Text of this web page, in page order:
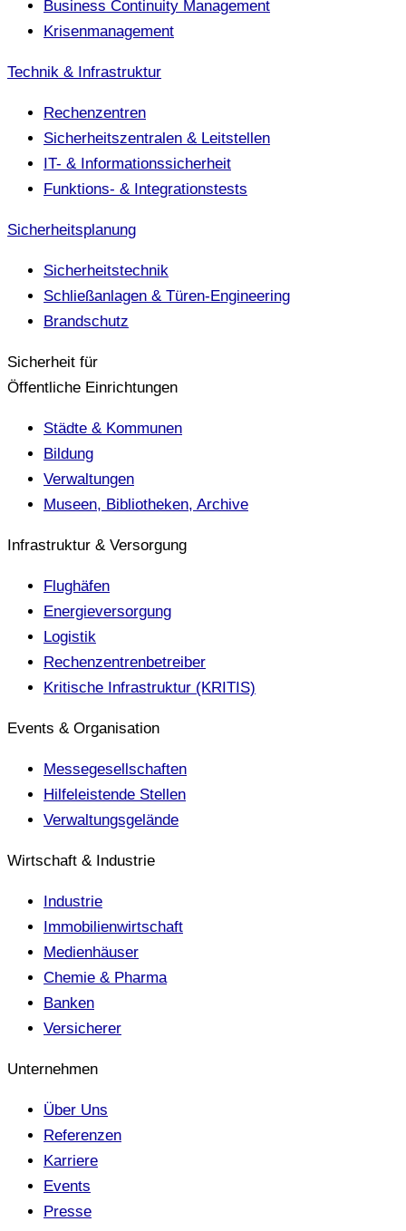
Business Continuity Management
Krisenmanagement
Technik & Infrastruktur
Rechenzentren
Sicherheitszentralen & Leitstellen
IT- & Informationssicherheit
Funktions- & Integrationstests
Sicherheitsplanung
Sicherheitstechnik
Schließanlagen & Türen-Engineering
Brandschutz
Sicherheit für
Öffentliche Einrichtungen
Städte & Kommunen
Bildung
Verwaltungen
Museen, Bibliotheken, Archive
Infrastruktur & Versorgung
Flughäfen
Energieversorgung
Logistik
Rechenzentrenbetreiber
Kritische Infrastruktur (KRITIS)
Events & Organisation
Messegesellschaften
Hilfeleistende Stellen
Verwaltungsgelände
Wirtschaft & Industrie
Industrie
Immobilienwirtschaft
Medienhäuser
Chemie & Pharma
Banken
Versicherer
Unternehmen
Über Uns
Referenzen
Karriere
Events
Presse